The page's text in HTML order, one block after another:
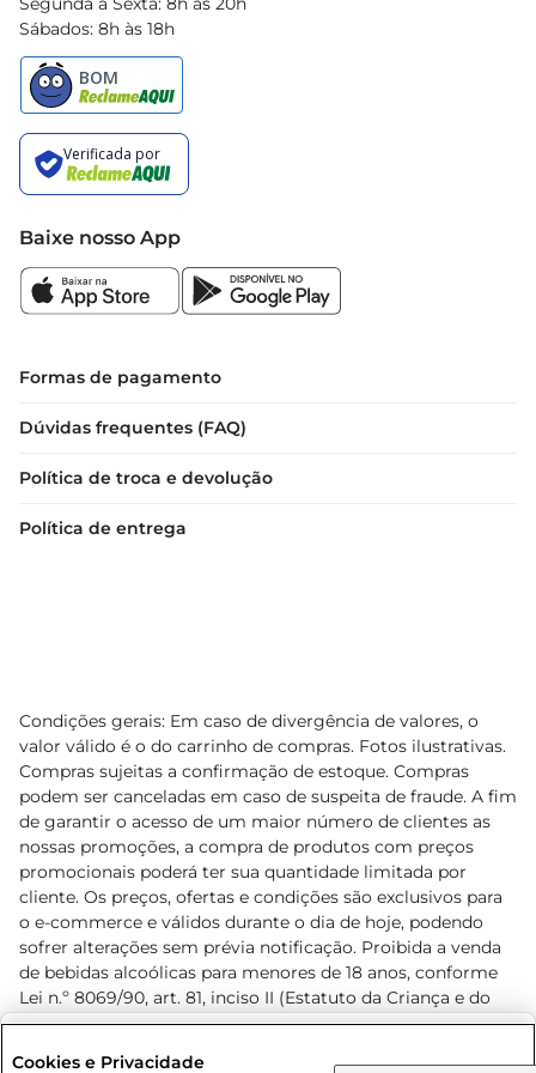
Sábados: 8h às 18h
Baixe nosso App
Formas de pagamento
Dúvidas frequentes (FAQ)
Política de troca e devolução
Política de entrega
Condições gerais: Em caso de divergência de valores, o
valor válido é o do carrinho de compras. Fotos ilustrativas.
Compras sujeitas a confirmação de estoque. Compras
podem ser canceladas em caso de suspeita de fraude. A fim
de garantir o acesso de um maior número de clientes as
nossas promoções, a compra de produtos com preços
promocionais poderá ter sua quantidade limitada por
cliente. Os preços, ofertas e condições são exclusivos para
o e-commerce e válidos durante o dia de hoje, podendo
sofrer alterações sem prévia notificação. Proibida a venda
de bebidas alcoólicas para menores de 18 anos, conforme
Lei n.º 8069/90, art. 81, inciso II (Estatuto da Criança e do
Adolescente). Preços e condições exclusivos para o
Cookies e Privacidade